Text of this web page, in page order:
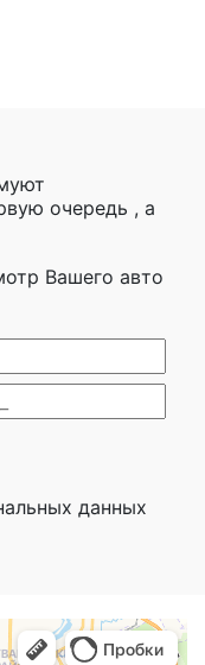
очередь , а
Вашего авто
данных